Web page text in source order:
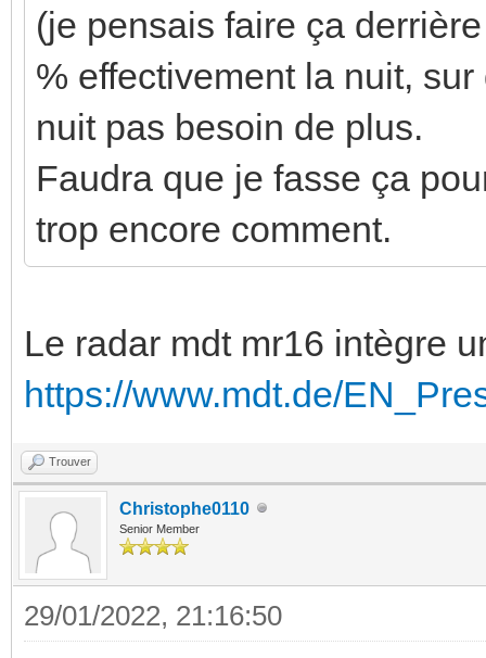
(je pensais faire ça
% effectivement la nuit,
nuit pas besoin de plus.
Faudra que je fasse ça
trop encore comment.
Le radar mdt mr16 intègre
https://www.mdt.de/
Trouver
Christophe0110
Senior Member
29/01/2022, 21:16:50